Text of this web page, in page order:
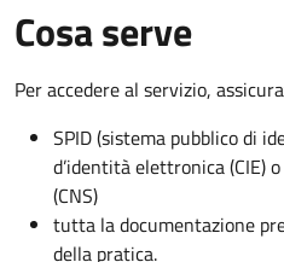
Cosa serve
Per accedere al servizio,
SPID (sistema pubblico di
d’identità elettronica (CIE)
(CNS)
tutta la documentazione
della pratica.